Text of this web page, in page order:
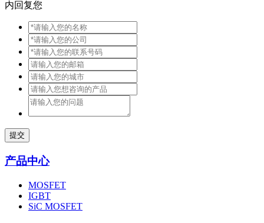
内回复您
提交
产品中心
MOSFET
IGBT
SiC MOSFET